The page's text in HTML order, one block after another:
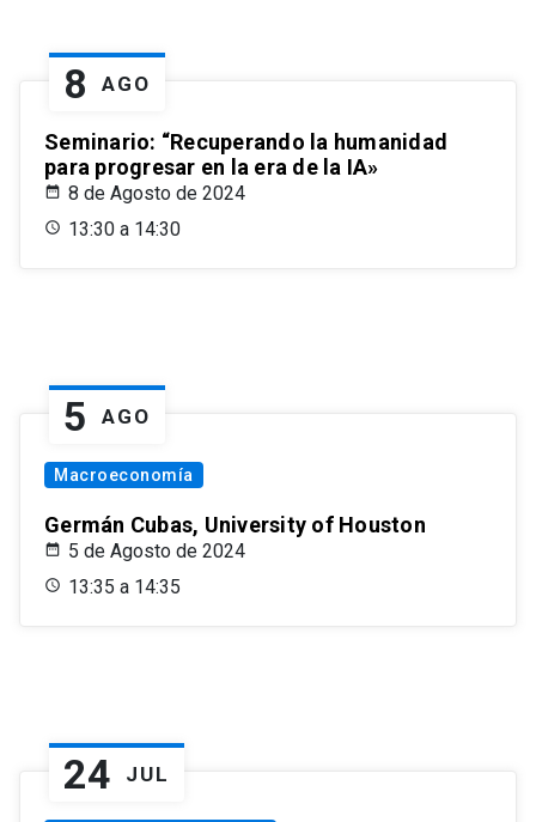
8 AGO
Seminario: “Recuperando la humanidad
para progresar en la era de la IA»
8 de Agosto de 2024
13:30 a 14:30
5 AGO
Macroeconomía
Germán Cubas, University of Houston
5 de Agosto de 2024
13:35 a 14:35
24 JUL